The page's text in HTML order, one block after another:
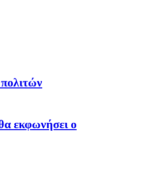
εκφωνήσει ο